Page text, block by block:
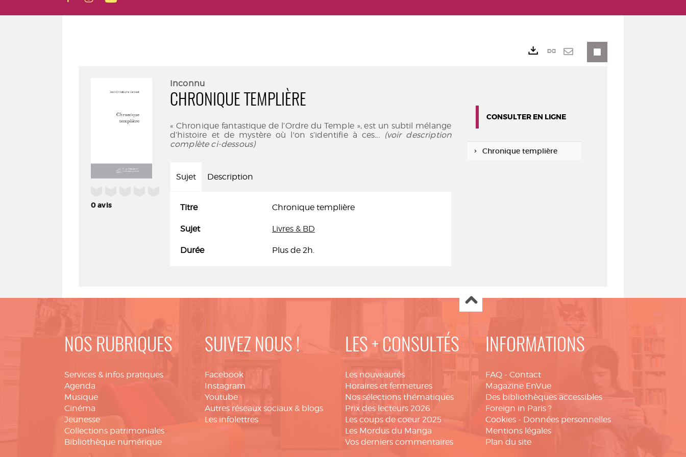
0avis
Inconnu
CHRONIQUE TEMPLIÈRE
« Chronique fantastique de l’Ordre du Temple », est un subtil mélange
d’histoire et de mystère où l'on s’identifie à ces... (voir description
complète ci-dessous)
Sujet Description
Titre Chronique templière
Sujet Livres & BD
Durée Plus de 2h.
Lien
CONSULTER EN LIGNE
Chronique templière
NOS RUBRIQUES
Services & infos pratiques
Agenda
Musique
Cinéma
Jeunesse
Collections patrimoniales
Bibliothèque numérique
SUIVEZ NOUS !
Facebook
Instagram
Youtube
Autres réseaux sociaux & blogs
Les infolettres
LES + CONSULTÉS
Les nouveautés
Horaires et fermetures
Nos sélections thématiques
Prix des lecteurs 2026
Les coups de coeur 2025
Les Mordus du Manga
Vos derniers commentaires
INFORMATIONS
FAQ - Contact
Magazine EnVue
Des bibliothèques accessibles
Foreign in Paris ?
Cookies - Données personnelles
Mentions légales
Plan du site